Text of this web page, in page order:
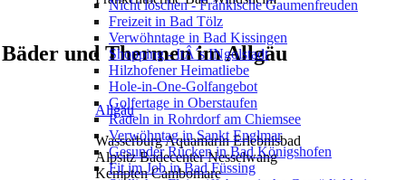
Bäder und Thermen im Allgäu
Allgäu
Wasserburg Aquamarin Erlebnisbad
Alpsitz Badecenter Nesselwang
Kempten Cambomare
Nicht löschen - Fränkische Gaumenfreuden
Freizeit in Bad Tölz
Verwöhntage in Bad Kissingen
Shopping - ItÂ´s INgolstadt
Hilzhofener Heimatliebe
Hole-in-One-Golfangebot
Golfertage in Oberstaufen
Radeln in Rohrdorf am Chiemsee
Verwöhntag in Sankt Englmar
Gesunder Rücken in Bad Königshofen
Fit im Job in Bad Füssing